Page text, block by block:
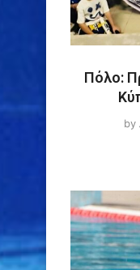
Πόλο:
by